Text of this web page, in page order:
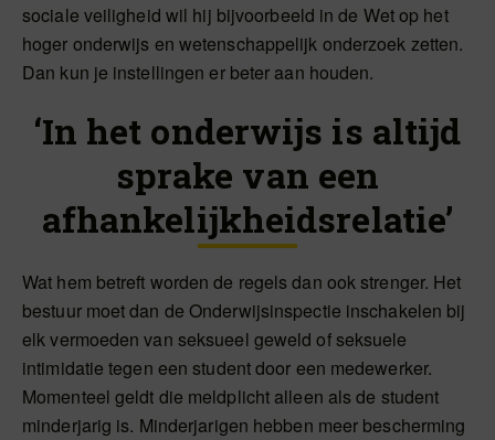
sociale veiligheid wil hij bijvoorbeeld in de Wet op het
hoger onderwijs en wetenschappelijk onderzoek zetten.
Dan kun je instellingen er beter aan houden.
‘In het onderwijs is altijd
sprake van een
afhankelijkheidsrelatie’
Wat hem betreft worden de regels dan ook strenger. Het
bestuur moet dan de Onderwijsinspectie inschakelen bij
elk vermoeden van seksueel geweld of seksuele
intimidatie tegen een student door een medewerker.
Momenteel geldt die meldplicht alleen als de student
minderjarig is. Minderjarigen hebben meer bescherming